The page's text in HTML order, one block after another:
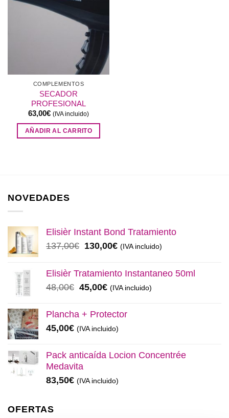
deseos
COMPLEMENTOS
SECADOR
PROFESIONAL
63,00€ (IVA incluido)
AÑADIR AL CARRITO
NOVEDADES
Elisièr Instant Bond Tratamiento
137,00€ El
original
137,00€.
130,00€El
actual
130,00€.
(IVA incluido)
Elisièr Tratamiento Instantaneo 50ml
48,00€ El
original
48,00€.
45,00€El
actual
45,00€.
(IVA incluido)
Plancha + Protector
45,00€ (IVA incluido)
Pack anticaída Locion Concentrée
Medavita
83,50€ (IVA incluido)
OFERTAS